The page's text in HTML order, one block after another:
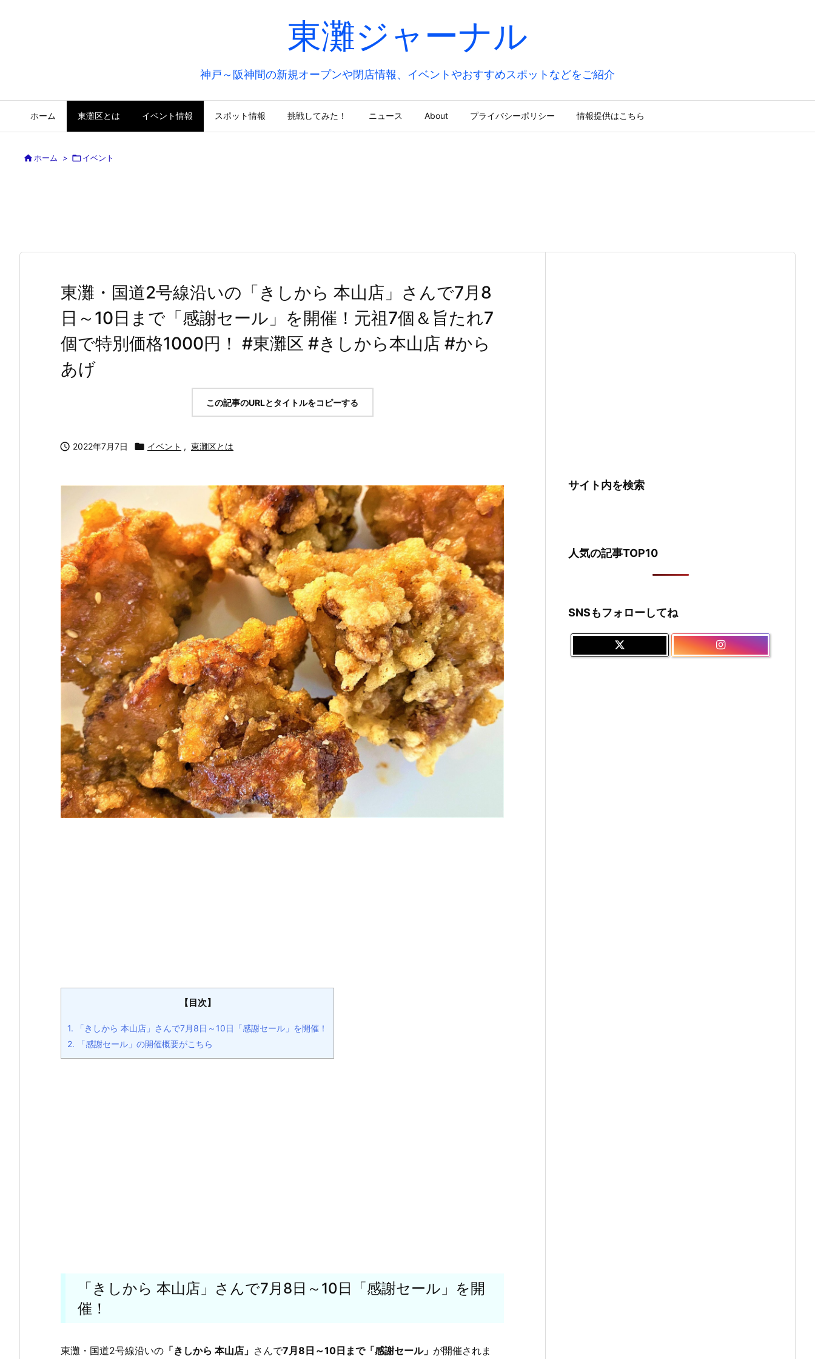
東灘ジャーナル
神戸～阪神間の新規オープンや閉店情報、イベントやおすすめスポットなどをご紹介
ホーム 東灘区とは イベント情報 スポット情報 挑戦してみた！ ニュース About プライバシーポリシー 情報提供はこちら
ホーム > イベント
東灘・国道2号線沿いの「きしから 本山店」さんで7月8
日～10日まで「感謝セール」を開催！元祖7個＆旨たれ7
個で特別価格1000円！ #東灘区 #きしから本山店 #から
あげ
この記事のURLとタイトルをコピーする
 2022年7月7日  イベント , 東灘区とは
【目次】
1. 「きしから 本山店」さんで7月8日～10日「感謝セール」を開催！
2. 「感謝セール」の開催概要がこちら
「きしから 本山店」さんで7月8日～10日「感謝セール」を開
催！
東灘・国道2号線沿いの 「きしから 本山店」 さんで7月8日～10日まで「感謝セール」 が開催されま
サイト内を検索
人気の記事TOP10
SNSもフォローしてね